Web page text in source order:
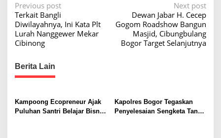
P
o
s
t
n
a
i
g
Previous post
Terkait Bangli
Diwilayahnya, Ini Kata Plt
Lurah Nanggewer Mekar
Cibinong
Next post
Dewan Jabar H. Cecep
Gogom Roadshow Bangun
Masjid, Cibungbulang
Bogor Target Selanjutnya
Berita Lain
Kampoong Ecopreneur Ajak
Puluhan Santri Belajar Bisnis
Kapolres Bogor Tegaskan
Penyelesaian Sengketa Tanah